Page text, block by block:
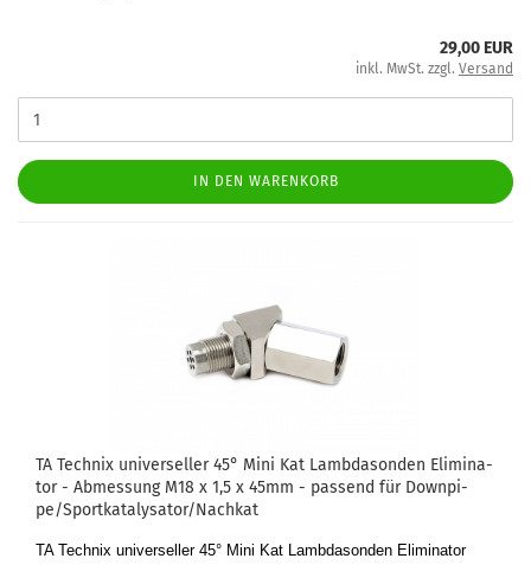
29,00 EUR
inkl. MwSt. zzgl. Versand
IN DEN WARENKORB
TA Tech­nix uni­ver­sel­ler 45° Mini Kat Lamb­da­son­den Eli­mi­na­
tor - Ab­mes­sung M18 x 1,5 x 45mm - pas­send für Down­pi­
pe/Sport­ka­ta­ly­sa­tor/Nach­kat
TA Tech­nix uni­ver­sel­ler 45° Mini Kat Lamb­da­son­den Eli­mi­na­tor